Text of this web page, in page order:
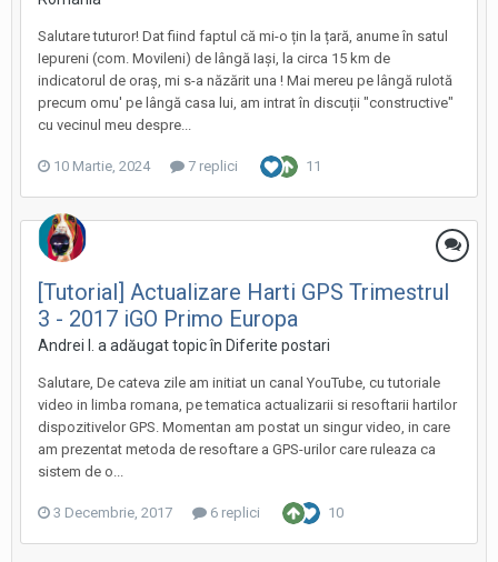
Salutare tuturor! Dat fiind faptul că mi-o țin la țară, anume în satul
Iepureni (com. Movileni) de lângă Iași, la circa 15 km de
indicatorul de oraș, mi s-a năzărit una ! Mai mereu pe lângă rulotă
precum omu' pe lângă casa lui, am intrat în discuții "constructive"
cu vecinul meu despre...
10 Martie, 2024 7 replici 11
[Tutorial] Actualizare Harti GPS Trimestrul
3 - 2017 iGO Primo Europa
Andrei I. a adăugat topic în Diferite postari
Salutare, De cateva zile am initiat un canal YouTube, cu tutoriale
video in limba romana, pe tematica actualizarii si resoftarii hartilor
dispozitivelor GPS. Momentan am postat un singur video, in care
am prezentat metoda de resoftare a GPS-urilor care ruleaza ca
sistem de o...
3 Decembrie, 2017 6 replici 10